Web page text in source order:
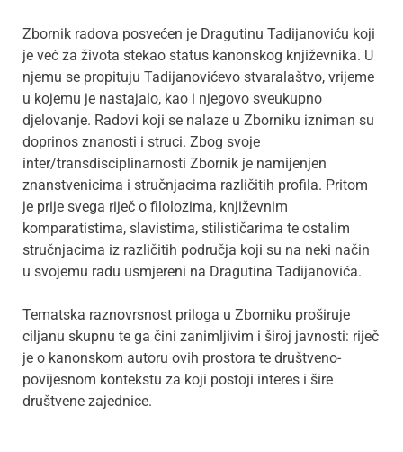
Zbornik radova posvećen je Dragutinu Tadijanoviću koji
je već za života stekao status kanonskog književnika. U
njemu se propituju Tadijanovićevo stvaralaštvo, vrijeme
u kojemu je nastajalo, kao i njegovo sveukupno
djelovanje. Radovi koji se nalaze u Zborniku izniman su
doprinos znanosti i struci. Zbog svoje
inter/transdisciplinarnosti Zbornik je namijenjen
znanstvenicima i stručnjacima različitih profila. Pritom
je prije svega riječ o filolozima, književnim
komparatistima, slavistima, stilističarima te ostalim
stručnjacima iz različitih područja koji su na neki način
u svojemu radu usmjereni na Dragutina Tadijanovića.
Tematska raznovrsnost priloga u Zborniku proširuje
ciljanu skupnu te ga čini zanimljivim i široj javnosti: riječ
je o kanonskom autoru ovih prostora te društveno-
povijesnom kontekstu za koji postoji interes i šire
društvene zajednice.